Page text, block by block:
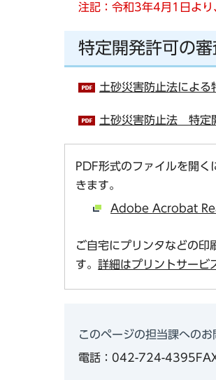
注記：令和3年4月1日より
特定開発許可の
土砂災害防止法によ
土砂災害防止法 特定
PDF形式のファイルを開
きます。
Adobe Acrobat
ご自宅にプリンタなどの印
す。 詳細はプリントサービ
このページの担当課へのお
電話：042-724-4395